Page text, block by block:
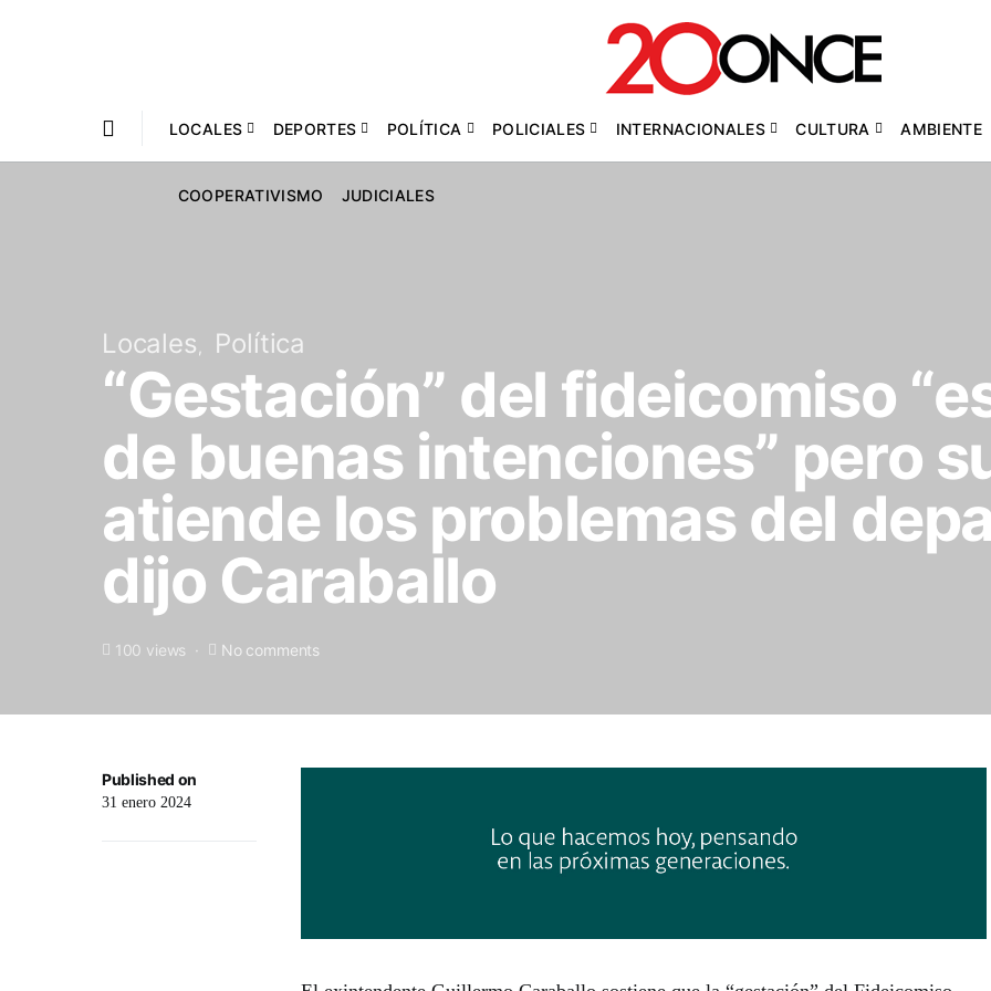
LOCALES DEPORTES POLÍTICA POLICIALES INTERNACIONALES CULTURA AMBIENTE
COOPERATIVISMO JUDICIALES
Locales Política
“Gestación” del fideicomiso
de buenas intenciones” pero
atiende los problemas del
dijo Caraballo
100 views No comments
Published on
31 enero 2024